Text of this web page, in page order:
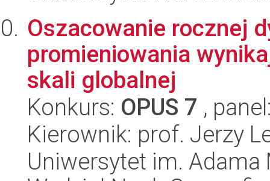
Oszacowanie rocznej
promieniowania
skali globalnej
Konkurs: OPUS 7 ,
Kierownik: prof. Jerzy
Uniwersytet im.